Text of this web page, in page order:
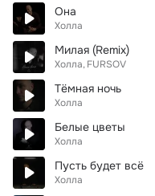
Она
Холла
Милая (Remix)
Холла FURSOV
Тёмная ночь
Холла
Белые цветы
Холла
Пусть будет всё
Холла